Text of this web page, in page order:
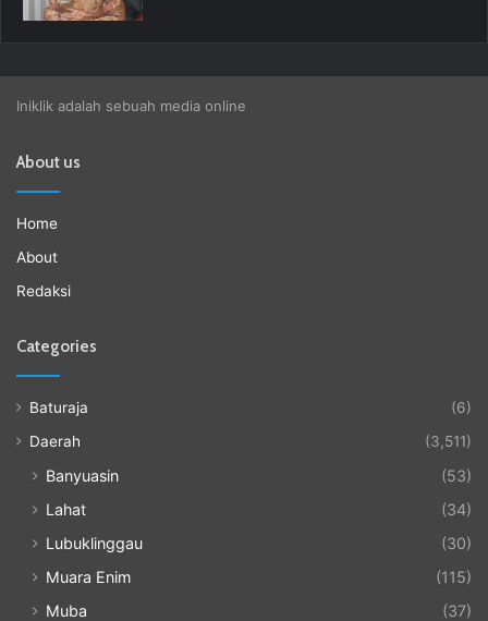
Iniklik adalah sebuah media online
About us
Home
About
Redaksi
Categories
Baturaja
(6)
Daerah
(3,511)
Banyuasin
(53)
Lahat
(34)
Lubuklinggau
(30)
Muara Enim
(115)
Muba
(37)